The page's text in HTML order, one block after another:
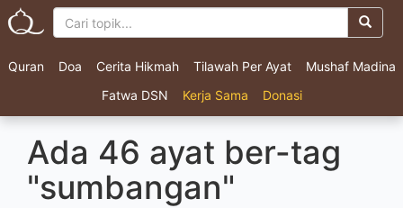
Quran Doa Cerita Hikmah Tilawah Per Ayat
Mushaf Madina
Fatwa DSN
Kerja Sama Donasi
Ada 46 ayat ber-tag
"sumbangan"